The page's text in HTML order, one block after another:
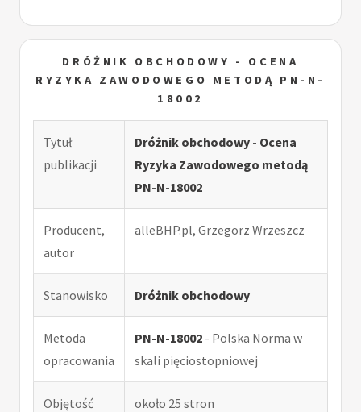
DRÓŻNIK OBCHODOWY - OCENA
RYZYKA ZAWODOWEGO METODĄ PN-N-
18002
Tytuł
publikacji
Dróżnik obchodowy - Ocena
Ryzyka Zawodowego metodą
PN-N-18002
Producent,
autor
alleBHP.pl, Grzegorz Wrzeszcz
Stanowisko Dróżnik obchodowy
Metoda
opracowania
PN-N-18002 - Polska Norma w
skali pięciostopniowej
Objętość około 25 stron